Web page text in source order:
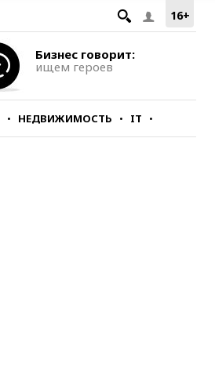
16+
Бизнес говорит:
ищем героев
НЕДВИЖИМОСТЬ IT